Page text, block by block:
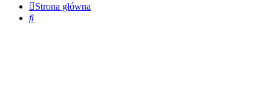
Strona główna
Szukaj